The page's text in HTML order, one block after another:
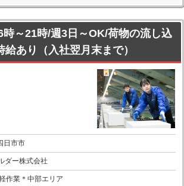
時～21時/週3日～OK/荷物の流し込
あり（入社翌月末まで）
日市市
ダー株式会社
作業＊中部エリア